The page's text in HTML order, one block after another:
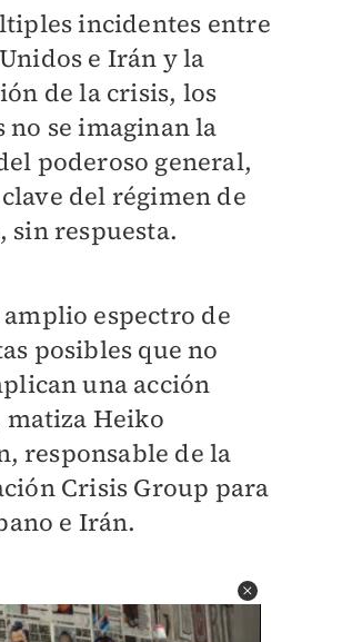
incidentes entre
e Irán y la
de la crisis, los
no se imaginan la
poderoso general,
del régimen de
sin respuesta.
amplio espectro de
posibles que no
una acción
Heiko
responsable de la
Crisis Group para
e Irán.